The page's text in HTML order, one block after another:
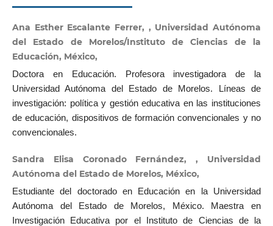
Ana Esther Escalante Ferrer, , Universidad Autónoma
del Estado de Morelos/Instituto de Ciencias de la
Educación, México,
Doctora en Educación. Profesora investigadora de la
Universidad Autónoma del Estado de Morelos. Líneas de
investigación: política y gestión educativa en las instituciones
de educación, dispositivos de formación convencionales y no
convencionales.
Sandra Elisa Coronado Fernández, , Universidad
Autónoma del Estado de Morelos, México,
Estudiante del doctorado en Educación en la Universidad
Autónoma del Estado de Morelos, México. Maestra en
Investigación Educativa por el Instituto de Ciencias de la